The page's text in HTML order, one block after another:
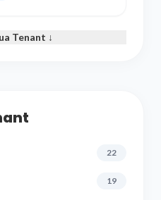
Tenant ↓
22
19